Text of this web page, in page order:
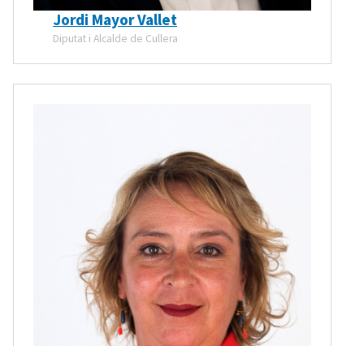
Jordi Mayor Vallet
Diputat i Alcalde de Cullera